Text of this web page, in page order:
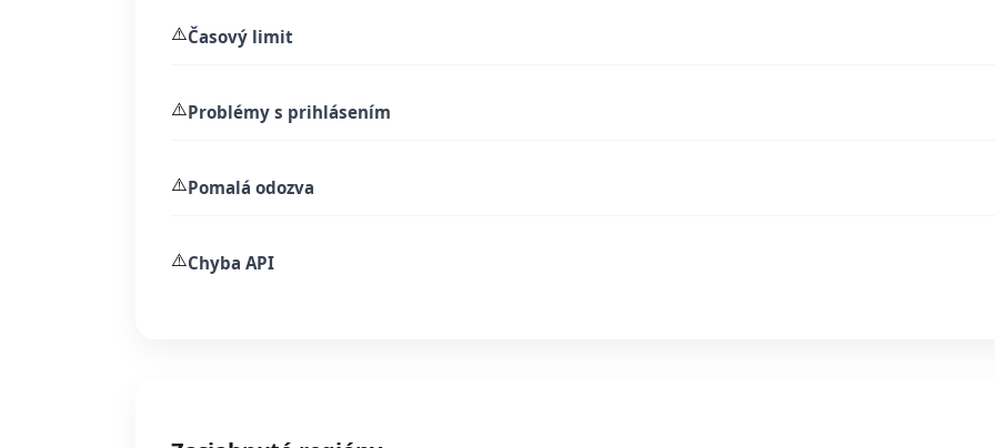
⚠️Časový limit
⚠️Problémy s prihlásením
⚠️Pomalá odozva
⚠️Chyba API